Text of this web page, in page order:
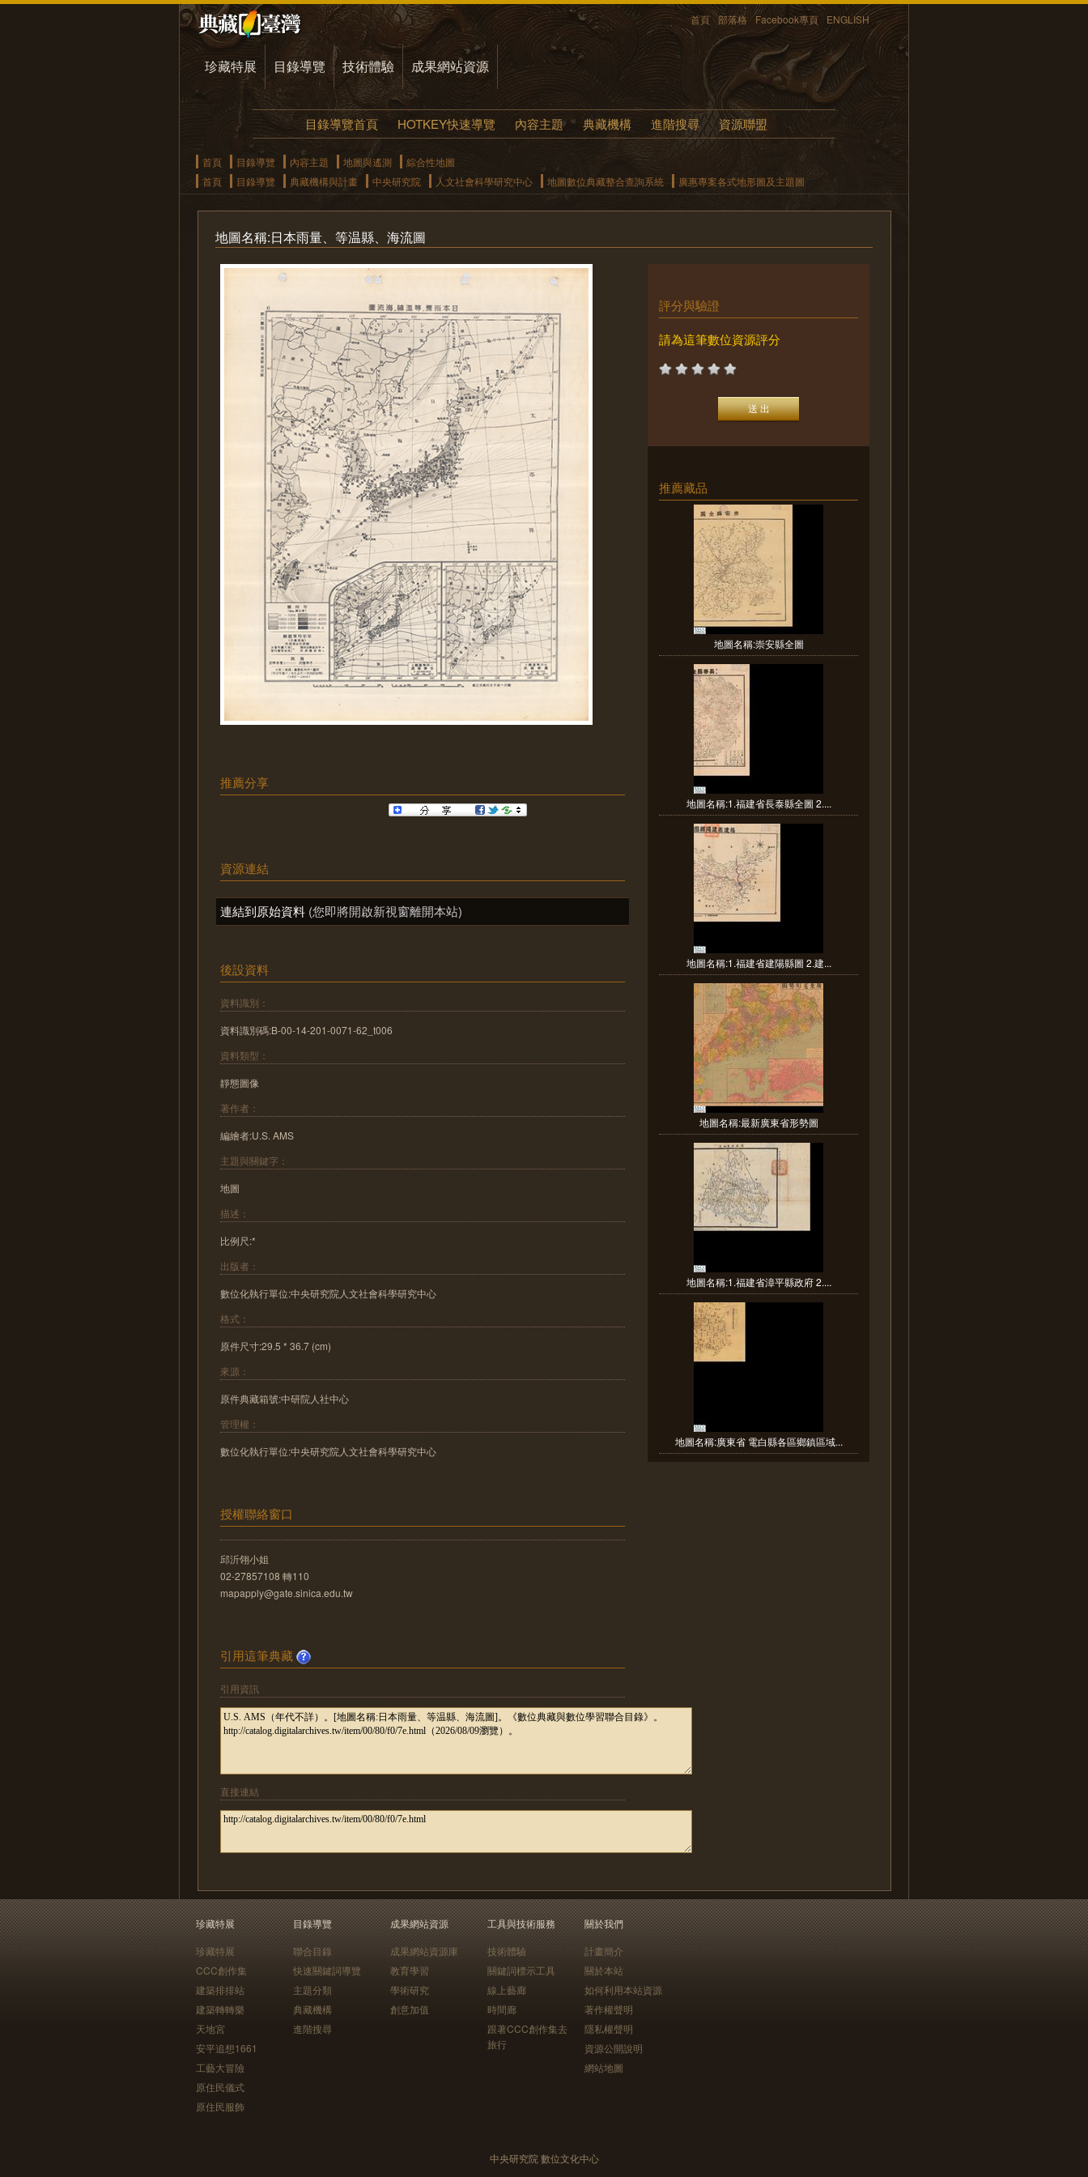
首頁 部落格 Facebook專頁 ENGLISH
珍藏特展 目錄導覽 技術體驗 成果網站資源
目錄導覽首頁 HOTKEY快速導覽 內容主題 典藏機構 進階搜尋 資源聯盟
首頁 目錄導覽 內容主題 地圖與遙測
綜合性地圖
首頁
目錄導覽 典藏機構與計畫 中央研究院 人文社會科學研究中心 地圖數位典藏整合查詢系統 廣惠專案各式地形圖及主題圖
地圖名稱:日本雨量、等温縣、海流圖
推薦分享
資源連結
連結到原始資料 (您即將開啟新視窗離開本站)
後設資料
資料識別：
資料識別碼:B-00-14-201-0071-62_t006
資料類型：
靜態圖像
著作者：
編繪者:U.S. AMS
主題與關鍵字：
地圖
描述：
比例尺:*
出版者：
數位化執行單位:中央研究院人文社會科學研究中心
格式：
原件尺寸:29.5 * 36.7 (cm)
來源：
原件典藏箱號:中研院人社中心
管理權：
數位化執行單位:中央研究院人文社會科學研究中心
授權聯絡窗口
邱沂翎小姐
02-27857108 轉110
mapapply@gate.sinica.edu.tw
引用這筆典藏
引用資訊
直接連結
評分與驗證
請為這筆數位資源評分
推薦藏品
地圖名稱:崇安縣全圖
地圖名稱:1.福建省長泰縣全圖 2....
地圖名稱:1.福建省建陽縣圖 2.建...
地圖名稱:最新廣東省形勢圖
地圖名稱:1.福建省漳平縣政府 2....
地圖名稱:廣東省 電白縣各區鄉鎮區域...
珍藏特展
珍藏特展
CCC創作集
建築排排站
建築轉轉樂
天地宮
安平追想1661
工藝大冒險
原住民儀式
原住民服飾
目錄導覽
聯合目錄
快速關鍵詞導覽
主題分類
典藏機構
進階搜尋
成果網站資源
成果網站資源庫
教育學習
學術研究
創意加值
工具與技術服務
技術體驗
關鍵詞標示工具
線上藝廊
時間廊
跟著CCC創作集去
旅行
關於我們
計畫簡介
關於本站
如何利用本站資源
著作權聲明
隱私權聲明
資源公開說明
網站地圖
中央研究院 數位文化中心